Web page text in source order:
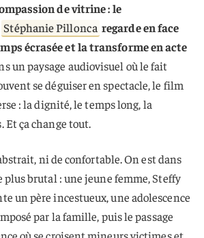
de vitrine : le
Stéphanie Pillonca regarde en face
écrasée et la transforme en acte
un paysage audiovisuel où le fait
se déguiser en spectacle, le film
: la dignité, le temps long, la
Et ça change tout.
ni de confortable. On est dans
plus brutal : une jeune femme, Steffy
un père incestueux, une adolescence
par la famille, puis le passage